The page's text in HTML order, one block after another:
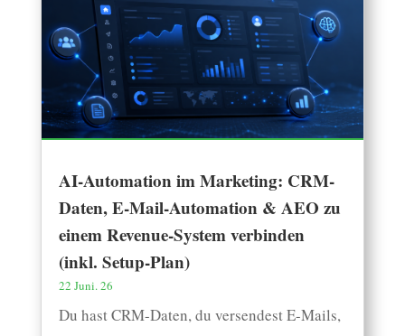
AI-Automation im Marketing: CRM-
Daten, E-Mail-Automation & AEO zu
einem Revenue-System verbinden
(inkl. Setup-Plan)
22 Juni. 26
Du hast CRM-Daten, du versendest E-Mails,